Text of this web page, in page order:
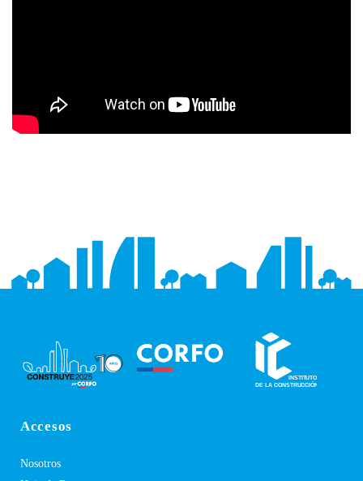
Accesos
Nosotros